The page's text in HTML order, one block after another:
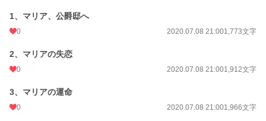
更新日時 2020.07.30 21:00
初回公開日時
初回完結日時 2020.07.30 21:01
1、マリア、公爵邸へ
0 2020.07.08 21:001,773文字
2、マリアの失恋
0 2020.07.08 21:001,912文字
3、マリアの運命
0 2020.07.08 21:001,966文字